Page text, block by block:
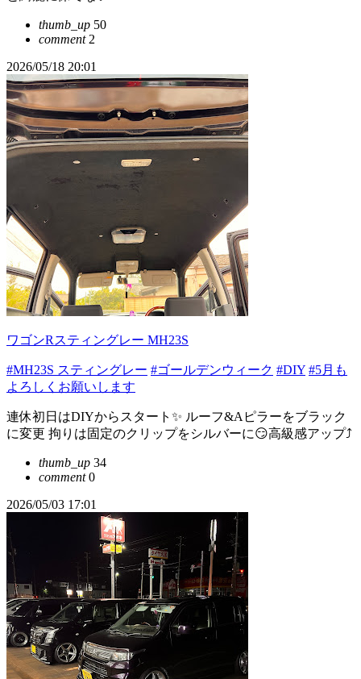
thumb_up 50
comment2
2026/05/18 20:01
ワゴンRスティングレー MH23S
#MH23S スティングレー #ゴールデンウィーク #DIY #5月も
よろしくお願いします
連休初日はDIYからスタート✨ ルーフ&Aピラーをブラック
に変更 拘りは固定のクリップをシルバーに😏高級感アップ⤴︎
thumb_up 34
comment0
2026/05/03 17:01